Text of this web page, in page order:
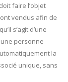
faire l’objet
vendus afin de
s’agit d’une
personne
la
unique, sans